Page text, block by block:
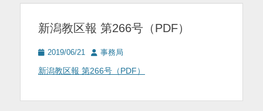
ー
ー
新潟教区報 第266号（PDF）
投
日
2019/06/21
投
者
事務局
新潟教区報 第266号（PDF）